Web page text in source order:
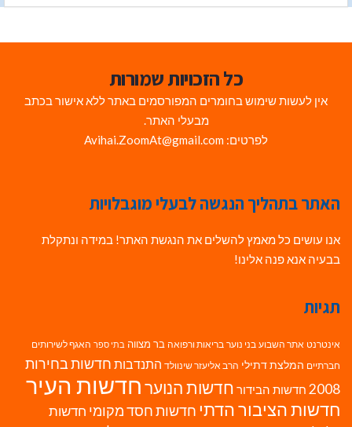
כל הזכויות שמורות
אין לעשות שימוש בחומרים המפורסמים באתר ללא אישור בכתב
מבעלי האתר.
לפרטים: Avihai.ZoomAt@gmail.com
האתר בתהליך הנגשה לבעלי מוגבלויות
אנו עושים כל מאמץ להשלים את הנגשת האתר! במידה ונתקלת
בבעיה אנא פנה אלינו!
תגיות
אינטרנט אתר השבוע בני נוער בריאות ורפואה בר מצווה בתי ספר האגף לשירותים
חברתיים המלצת דתילי הרב אליעזר שינוולד התנדבות חדשות בחירות
2008 חדשות הבידור חדשות הנוערחדשות העיר
חדשות הציבור הדתי חדשות חסד מקומי חדשות